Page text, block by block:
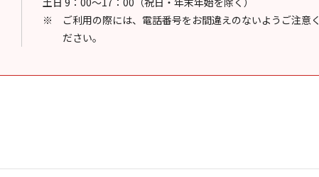
ご利用の際には、電話番号をお間違えのないようご注意く
ださい。